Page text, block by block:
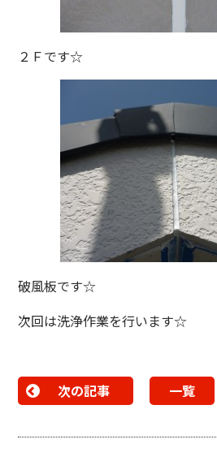
２Ｆです☆
破風板です☆
次回は洗浄作業を行います☆
次の記事 一覧